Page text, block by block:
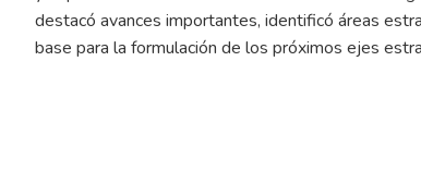
destacó avances importantes, identificó áreas
base para la formulación de los próximos ejes